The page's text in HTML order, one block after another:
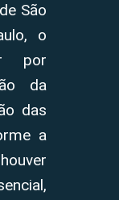
São
o
por
da
das
a